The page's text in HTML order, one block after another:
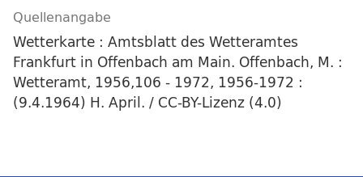
Quellenangabe
Wetterkarte : Amtsblatt des Wetteramtes
Frankfurt in Offenbach am Main. Offenbach, M. :
Wetteramt, 1956,106 - 1972, 1956-1972 :
(9.4.1964) H. April. / CC-BY-Lizenz (4.0)